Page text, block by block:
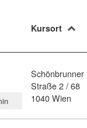
Kursort
Management
Schönbrunner
Straße 2 / 68
1040 Wien